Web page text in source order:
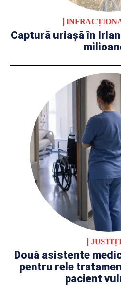
Captură uriașă în
Două asistente
pentru rele
pacient